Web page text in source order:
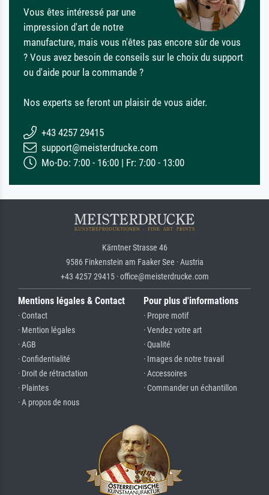
Vous êtes intéressé par une
impression d'art de notre
manufacture, mais vous n'êtes pas encore sûr de vous
? Vous avez besoin de conseils sur le choix du support
ou d'aide pour la commande ?
Nos experts se feront un plaisir de vous aider.
+43 4257 29415
support@meisterdrucke.com
Mo-Do: 7:00 - 16:00 | Fr: 7:00 - 13:00
Kärntner Strasse 46
9586 Finkenstein am Faaker See · Austria
+43 4257 29415 · office@meisterdrucke.com
Mentions légales & Contact
· Contact
· Mention légales
· AGB
· Confidentialité
· Droit de rétractation
· Plaintes
· A propos de nous
Pour plus d'informations
· Propre motif
· Vendez votre art
· Qualité
· Images de notre travail
· Accessoires
· Commander un échantillon